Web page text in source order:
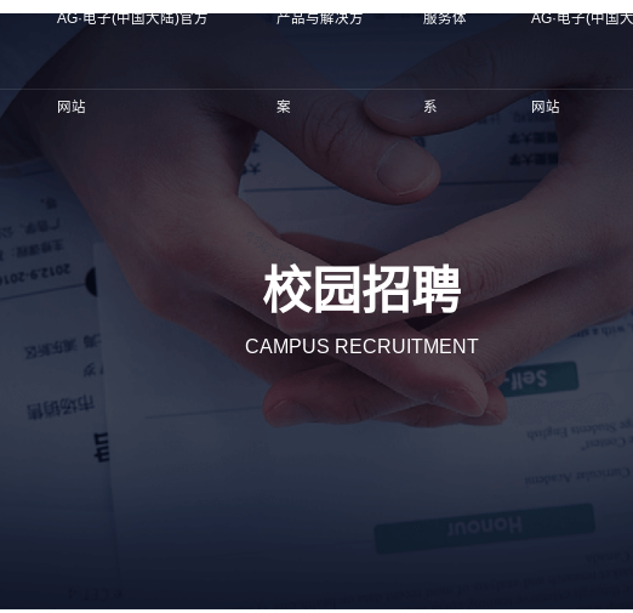
AG·电子(中国大陆)官方
网站
产品与解决方
案
服务体
系
AG·电子(中国
网站
校园招聘
CAMPUS RECRUITMENT